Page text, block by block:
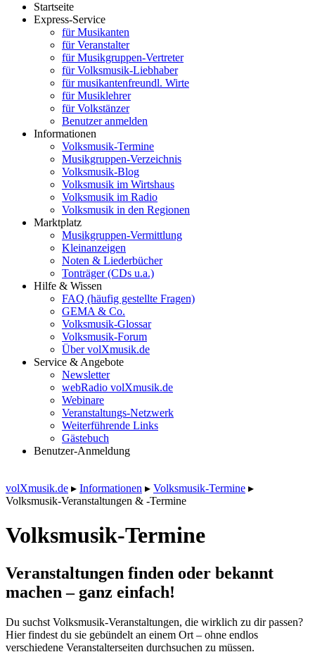
Startseite
Express-Service
für Musikanten
für Veranstalter
für Musikgruppen-Vertreter
für Volksmusik-Liebhaber
für musikantenfreundl. Wirte
für Musiklehrer
für Volkstänzer
Benutzer anmelden
Informationen
Volksmusik-Termine
Musikgruppen-Verzeichnis
Volksmusik-Blog
Volksmusik im Wirtshaus
Volksmusik im Radio
Volksmusik in den Regionen
Marktplatz
Musikgruppen-Vermittlung
Kleinanzeigen
Noten & Liederbücher
Tonträger (CDs u.a.)
Hilfe & Wissen
FAQ (häufig gestellte Fragen)
GEMA & Co.
Volksmusik-Glossar
Volksmusik-Forum
Über volXmusik.de
Service & Angebote
Newsletter
webRadio volXmusik.de
Webinare
Veranstaltungs-Netzwerk
Weiterführende Links
Gästebuch
Benutzer-Anmeldung
volXmusik.de ▸ Informationen ▸ Volksmusik-Termine ▸
Volksmusik-Veranstaltungen & -Termine
Volksmusik-Termine
Veranstaltungen finden oder bekannt
machen – ganz einfach!
Du suchst Volksmusik-Veranstaltungen, die wirklich zu dir passen?
Hier findest du sie gebündelt an einem Ort – ohne endlos
verschiedene Veranstalterseiten durchsuchen zu müssen.